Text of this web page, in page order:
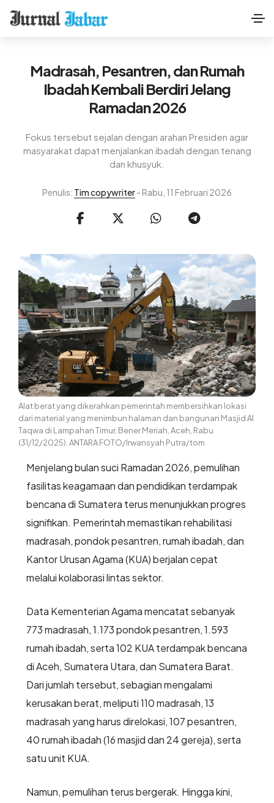
Madrasah, Pesantren, dan Rumah
Ibadah Kembali Berdiri Jelang
Ramadan 2026
Fokus tersebut sejalan dengan arahan Presiden agar
masyarakat dapat menjalankan ibadah dengan tenang
dan khusyuk.
Penulis: Tim copywriter- Rabu, 11 Februari 2026
Alat berat yang dikerahkan pemerintah membersihkan lokasi
dari material yang menimbun halaman dan bangunan Masjid Al
Taqwa di Lampahan Timur, Bener Meriah, Aceh, Rabu
(31/12/2025). ANTARA FOTO/Irwansyah Putra/tom
Menjelang bulan suci Ramadan 2026, pemulihan
fasilitas keagamaan dan pendidikan terdampak
bencana di Sumatera terus menunjukkan progres
signifikan. Pemerintah memastikan rehabilitasi
madrasah, pondok pesantren, rumah ibadah, dan
Kantor Urusan Agama (KUA) berjalan cepat
melalui kolaborasi lintas sektor.
Data Kementerian Agama mencatat sebanyak
773 madrasah, 1.173 pondok pesantren, 1.593
rumah ibadah, serta 102 KUA terdampak bencana
di Aceh, Sumatera Utara, dan Sumatera Barat.
Dari jumlah tersebut, sebagian mengalami
kerusakan berat, meliputi 110 madrasah, 13
madrasah yang harus direlokasi, 107 pesantren,
40 rumah ibadah (16 masjid dan 24 gereja), serta
satu unit KUA.
Namun, pemulihan terus bergerak. Hingga kini,